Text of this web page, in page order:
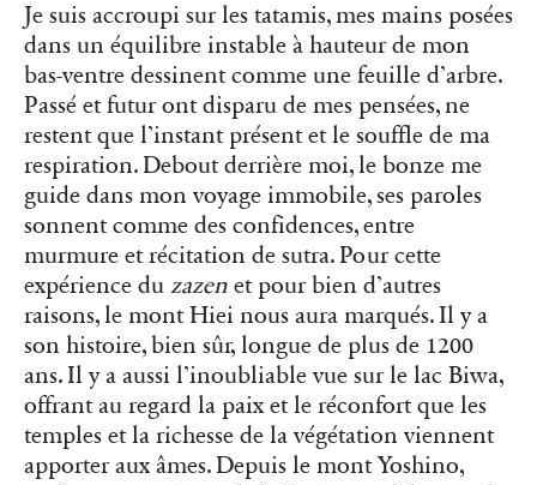
Je suis accroupi sur les tatamis, mes mains posées
dans un équilibre instable à hauteur de mon
bas-ventre dessinent comme une feuille d’arbre.
Passé et futur ont disparu de mes pensées, ne
restent que l’instant présent et le souffle de ma
respiration. Debout derrière moi, le bonze me
guide dans mon voyage immobile, ses paroles
sonnent comme des confidences, entre
murmure et récitation de sutra. Pour cette
expérience du zazen et pour bien d’autres
raisons, le mont Hiei nous aura marqués. Il y a
son histoire, bien sûr, longue de plus de 1200
ans. Il y a aussi l’inoubliable vue sur le lac Biwa,
offrant au regard la paix et le réconfort que les
temples et la richesse de la végétation viennent
apporter aux âmes. Depuis le mont Yoshino,